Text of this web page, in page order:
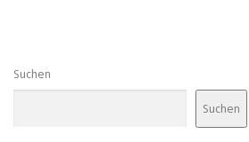
Suchen
Suchen